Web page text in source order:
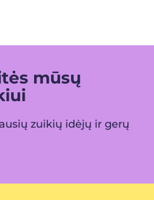
mūsų
zuikių idėjų ir gerų